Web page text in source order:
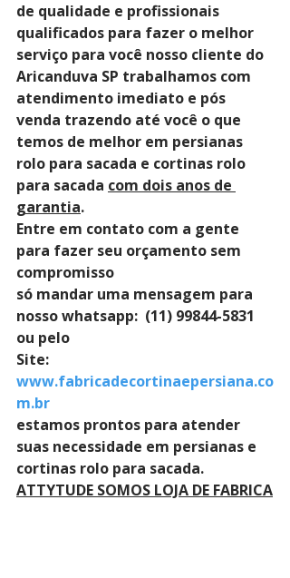
de qualidade e profissionais
qualificados para fazer o melhor
serviço para você nosso cliente do
Aricanduva SP trabalhamos com
atendimento imediato e pós
venda trazendo até você o que
temos de melhor em persianas
rolo para sacada e cortinas rolo
para sacada com dois anos de
garantia.
Entre em contato com a gente
para fazer seu orçamento sem
compromisso
só mandar uma mensagem para
nosso whatsapp:  (11) 99844-5831
ou pelo
Site:
www.fabricadecortinaepersiana.co
m.br
estamos prontos para atender
suas necessidade em persianas e
cortinas rolo para sacada.
ATTYTUDE SOMOS LOJA DE FABRICA